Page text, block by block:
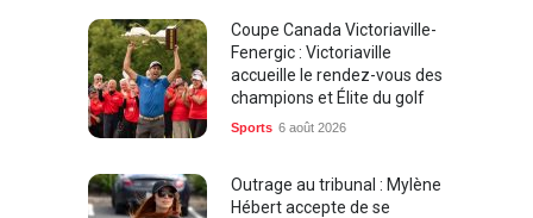
Coupe Canada Victoriaville-
Fenergic : Victoriaville
accueille le rendez-vous des
champions et Élite du golf
Sports 6 août 2026
Outrage au tribunal : Mylène
Hébert accepte de se